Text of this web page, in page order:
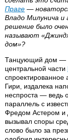
Праге —
Владо Милунича и
решение было
называют
дом»?
Танцующий дом —
центральной части
Гири, издалека
неспроста — ведь
параллель с
Фредом Астером
вызывал споры
слово было за